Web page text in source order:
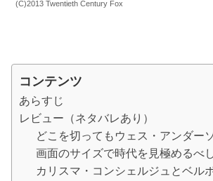
(C)2013 Twentieth Century Fox
コンテンツ
あらすじ
レビュー（ネタバレあり）
どこを切ってもウェス・アンダー
画面のサイズで時代を見極めるべ
カリスマ・コンシェルジュとベル